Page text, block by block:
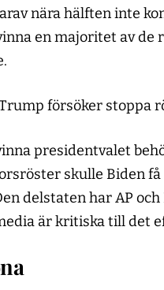
nära hälften inte
en majoritet av de
försöker stoppa
presidentvalet
skulle Biden
delstaten har AP
är kritiska till det